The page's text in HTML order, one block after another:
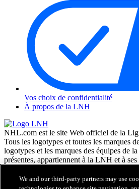
Vos choix de confidentialité
À propos de la LNH
NHL.com est le site Web officiel de la
Tous les logotypes et toutes les marques
logotypes et les marques des équipes de
présentes, appartiennent à la LNH et à
Enterprises, L.P. © LNH 2026. Tous droits
chandails d'équipe de la LNH
We and our third-party partners may use